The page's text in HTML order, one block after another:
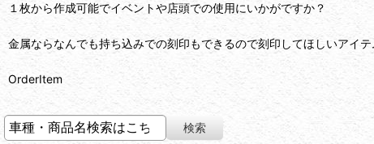
１枚から作成可能でイベントや店頭での使用にいかがですか？
金属ならなんでも持ち込みでの刻印もできるので刻印してほしいアイ
OrderItem